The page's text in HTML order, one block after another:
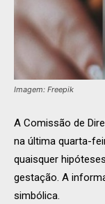
Imagem: Freepik
A Comissão de
na última quarta-
quaisquer
gestação. A
simbólica.